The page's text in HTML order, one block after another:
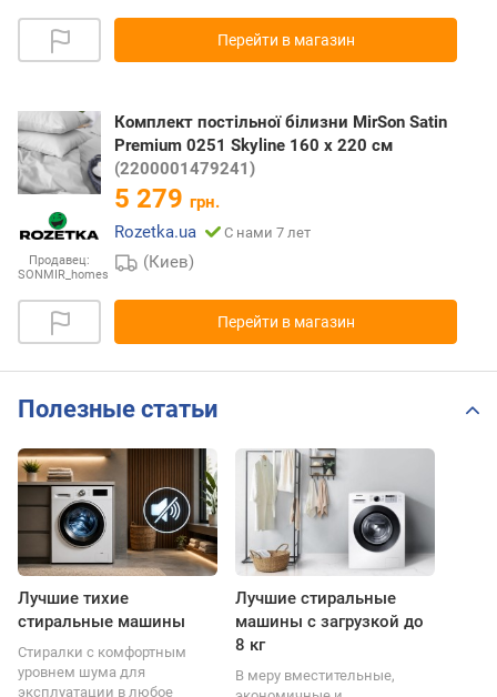
Перейти в магазин
Продавец:
SONMIR_homes
Комплект постільної білизни MirSon Satin
Premium 0251 Skyline 160 x 220 см
(2200001479241)
5 279 грн.
Rozetka.ua
С нами 7 лет
(Киев)
Перейти в магазин
Полезные статьи
Лучшие тихие
стиральные машины
Стиралки с комфортным
уровнем шума для
эксплуатации в любое
Лучшие стиральные
машины с загрузкой до
8 кг
В меру вместительные,